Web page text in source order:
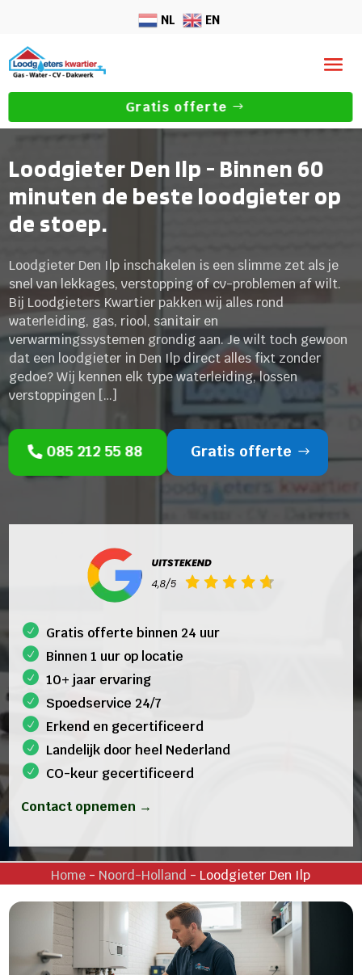
NL EN
Gratis offerte
Loodgieter Den Ilp - Binnen 60
minuten de beste loodgieter op
de stoep.
Loodgieter Den Ilp inschakelen is een slimme zet als je
snel van lekkages, verstopping of cv-problemen af wilt.
Bij Loodgieters Kwartier pakken wij alles rond
waterleiding, gas, riool, sanitair en
verwarmingssystemen grondig aan. Je wilt toch gewoon
dat een loodgieter in Den Ilp direct alles fixt zonder
gedoe? Wij kennen elk type waterleiding, lossen
verstoppingen […]
085 212 55 88 Gratis offerte
Gratis offerte binnen 24 uur
Binnen 1 uur op locatie
10+ jaar ervaring
Spoedservice 24/7
Erkend en gecertificeerd
Landelijk door heel Nederland
CO-keur gecertificeerd
Contact opnemen →
Home - Noord-Holland - Loodgieter Den Ilp